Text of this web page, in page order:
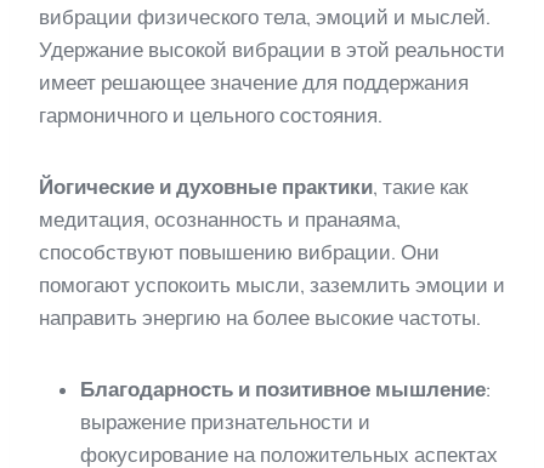
вибрации физического тела, эмоций и мыслей.
Удержание высокой вибрации в этой реальности
имеет решающее значение для поддержания
гармоничного и цельного состояния.
Йогические и духовные практики, такие как
медитация, осознанность и пранаяма,
способствуют повышению вибрации. Они
помогают успокоить мысли, заземлить эмоции и
направить энергию на более высокие частоты.
Благодарность и позитивное мышление:
выражение признательности и
фокусирование на положительных аспектах